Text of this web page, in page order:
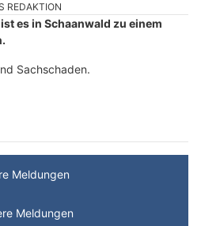
REDAKTION
es in Schaanwald zu einem
Sachschaden.
Meldungen
Meldungen